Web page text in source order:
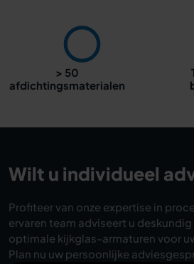
> 50
afdichtingsmaterialen
Wilt u individueel
Profiteer van onze expertise in
ervaren team adviseert u deskundig
optimale kijkglas-armaturen voor
Plan nu uw persoonlijke